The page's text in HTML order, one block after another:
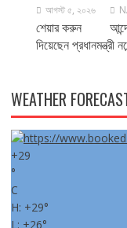
আগস্ট ৫, ২০২৬
শেয়ার করুন আন্দোলন
দিয়েছেন প্রধানমন্ত্রী
WEATHER
+29
°
C
H: +29°
L: +26°